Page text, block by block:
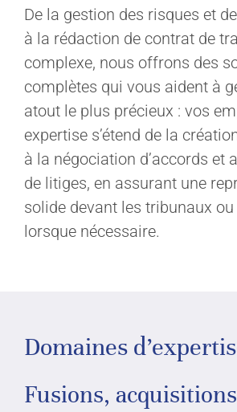
De la gestion des risques et
à la rédaction de contrat de
complexe, nous offrons des
complètes qui vous aident à
atout le plus précieux : vos
expertise s’étend de la
à la négociation d’accords et
de litiges, en assurant une
solide devant les tribunaux
lorsque nécessaire.
Domaines
Fusions,